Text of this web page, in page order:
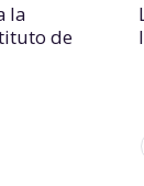
la
de